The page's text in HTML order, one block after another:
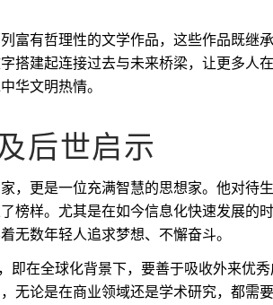
富有哲理性的文学作品，这些作品既继
搭建起连接过去与未来桥梁，让更多人
华文明热情。
后世启示
，更是一位充满智慧的思想家。他对待
榜样。尤其是在如今信息化快速发展的
无数年轻人追求梦想、不懈奋斗。
即在全球化背景下，要善于吸收外来优
无论是在商业领域还是学术研究，都需